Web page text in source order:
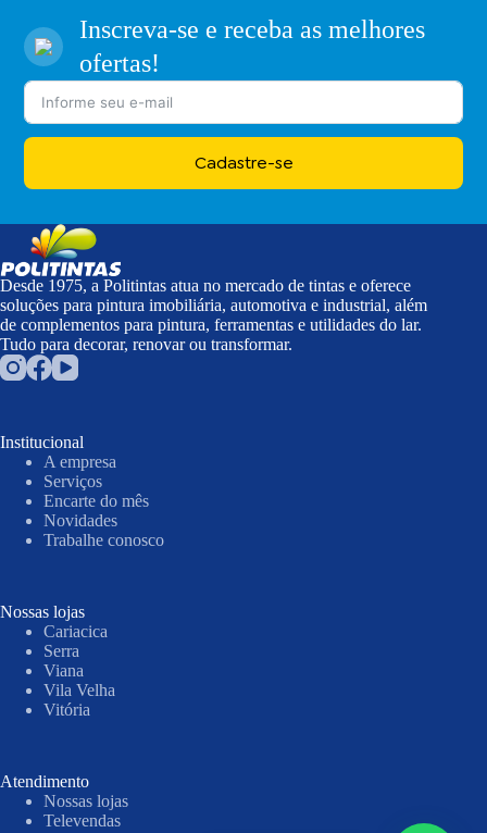
Inscreva-se e receba as melhores
ofertas!
Cadastre-se
Desde 1975, a Politintas atua no mercado de tintas e oferece
soluções para pintura imobiliária, automotiva e industrial, além
de complementos para pintura, ferramentas e utilidades do lar.
Tudo para decorar, renovar ou transformar.
Institucional
A empresa
Serviços
Encarte do mês
Novidades
Trabalhe conosco
Nossas lojas
Cariacica
Serra
Viana
Vila Velha
Vitória
Atendimento
Nossas lojas
Televendas